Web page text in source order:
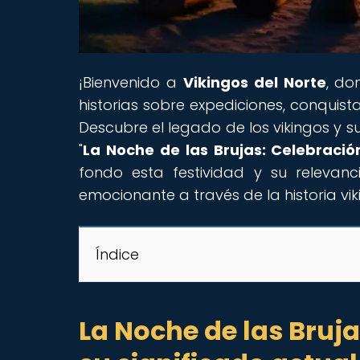
¡Bienvenido a Vikingos del Norte,
historias sobre expediciones,
Descubre el legado de los vikingos y
"La Noche de las Brujas:
fondo esta festividad y su
emocionante a través de la historia
Índice
La Noche de las